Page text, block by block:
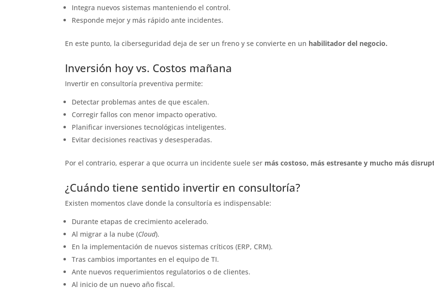
Integra nuevos sistemas manteniendo el control.
Responde mejor y más rápido ante incidentes.
En este punto, la ciberseguridad deja de ser un freno y se convierte en un habilitador del negocio.
Inversión hoy vs. Costos mañana
Invertir en consultoría preventiva permite:
Detectar problemas antes de que escalen.
Corregir fallos con menor impacto operativo.
Planificar inversiones tecnológicas inteligentes.
Evitar decisiones reactivas y desesperadas.
Por el contrario, esperar a que ocurra un incidente suele ser más costoso, más estresante y mucho más
¿Cuándo tiene sentido invertir en consultoría?
Existen momentos clave donde la consultoría es indispensable:
Durante etapas de crecimiento acelerado.
Al migrar a la nube (Cloud).
En la implementación de nuevos sistemas críticos (ERP, CRM).
Tras cambios importantes en el equipo de TI.
Ante nuevos requerimientos regulatorios o de clientes.
Al inicio de un nuevo año fiscal.